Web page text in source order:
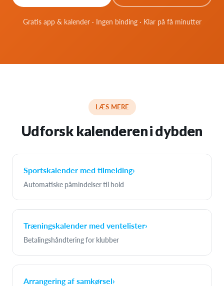
Gratis app & kalender · Ingen binding · Klar på få minutter
LÆS MERE
Udforsk kalenderen i dybden
Sportskalender med tilmelding›
Automatiske påmindelser til hold
Træningskalender med ventelister›
Betalingshåndtering for klubber
Arrangering af samkørsel›